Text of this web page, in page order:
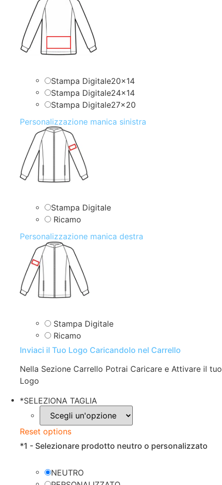
Stampa Digitale20x14
Stampa Digitale24x14
Stampa Digitale27x20
Personalizzazione manica sinistra
Stampa Digitale
Ricamo
Personalizzazione manica destra
Stampa Digitale
Ricamo
Inviaci il Tuo Logo Caricandolo nel Carrello
Nella Sezione Carrello Potrai Caricare e Attivare il tuo
Logo
*SELEZIONA TAGLIA
Reset options
*1 - Selezionare prodotto neutro o personalizzato
NEUTRO